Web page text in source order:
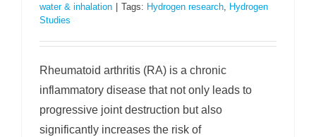
water & inhalation
Tags: Hydrogen research, Hydrogen
Studies
Rheumatoid arthritis (RA) is a chronic
inflammatory disease that not only leads to
progressive joint destruction but also
significantly increases the risk of